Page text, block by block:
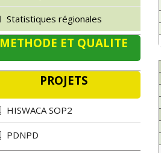
Statistiques régionales
METHODE ET QUALITE
PROJETS
HISWACA SOP2
PDNPD